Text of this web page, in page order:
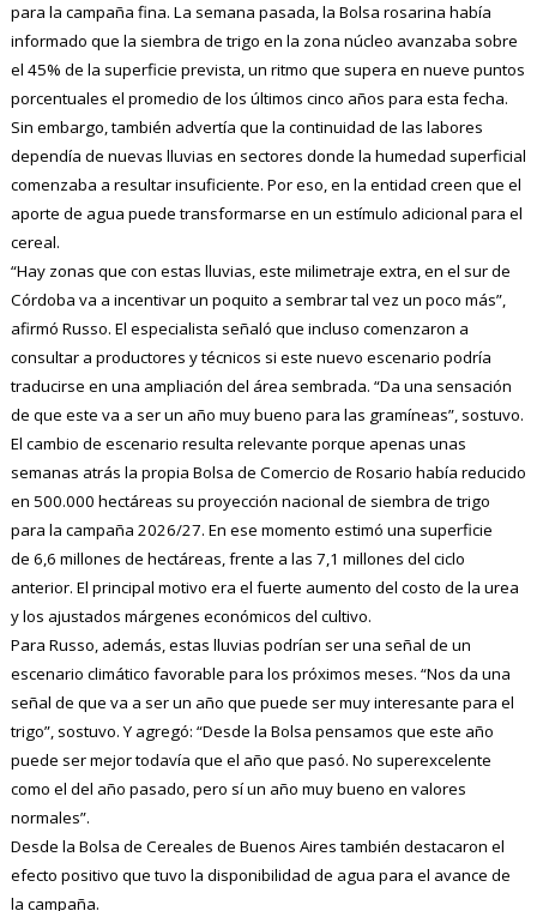
para la campaña fina. La semana pasada, la Bolsa rosarina había
informado que la siembra de trigo en la zona núcleo avanzaba sobre
el 45% de la superficie prevista, un ritmo que supera en nueve puntos
porcentuales el promedio de los últimos cinco años para esta fecha.
Sin embargo, también advertía que la continuidad de las labores
dependía de nuevas lluvias en sectores donde la humedad superficial
comenzaba a resultar insuficiente. Por eso, en la entidad creen que el
aporte de agua puede transformarse en un estímulo adicional para el
cereal.
“Hay zonas que con estas lluvias, este milimetraje extra, en el sur de
Córdoba va a incentivar un poquito a sembrar tal vez un poco más”,
afirmó Russo. El especialista señaló que incluso comenzaron a
consultar a productores y técnicos si este nuevo escenario podría
traducirse en una ampliación del área sembrada. “Da una sensación
de que este va a ser un año muy bueno para las gramíneas”, sostuvo.
El cambio de escenario resulta relevante porque apenas unas
semanas atrás la propia Bolsa de Comercio de Rosario había reducido
en 500.000 hectáreas su proyección nacional de siembra de trigo
para la campaña 2026/27. En ese momento estimó una superficie
de 6,6 millones de hectáreas, frente a las 7,1 millones del ciclo
anterior. El principal motivo era el fuerte aumento del costo de la urea
y los ajustados márgenes económicos del cultivo.
Para Russo, además, estas lluvias podrían ser una señal de un
escenario climático favorable para los próximos meses. “Nos da una
señal de que va a ser un año que puede ser muy interesante para el
trigo”, sostuvo. Y agregó: “Desde la Bolsa pensamos que este año
puede ser mejor todavía que el año que pasó. No superexcelente
como el del año pasado, pero sí un año muy bueno en valores
normales”.
Desde la Bolsa de Cereales de Buenos Aires también destacaron el
efecto positivo que tuvo la disponibilidad de agua para el avance de
la campaña.